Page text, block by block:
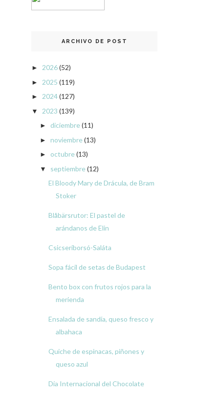
ARCHIVO DE POST
► 2026(52)
► 2025 (119)
► 2024(127)
▼ 2023 (139)
► diciembre(11)
► noviembre(13)
► octubre(13)
▼ septiembre(12)
El Bloody Mary de Drácula, de Bram
Stoker
Blåbärsrutor: El pastel de
arándanos de Elin
Csicseriborsó-Saláta
Sopa fácil de setas de Budapest
Bento box con frutos rojos para la
merienda
Ensalada de sandía, queso fresco y
albahaca
Quiche de espinacas, piñones y
queso azul
Día Internacional del Chocolate